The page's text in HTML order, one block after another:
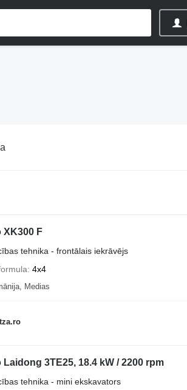
XK300 F
tehnika - frontālais iekrāvējs
4x4
Medias
Laidong 3TE25, 18.4 kW / 2200 rpm
tehnika - mini ekskavators